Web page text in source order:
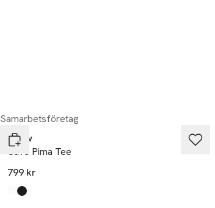
Samarbetsföretag
Neuw
Cave Pima Tee
799 kr
Produkten finns i färgerna:
white
black